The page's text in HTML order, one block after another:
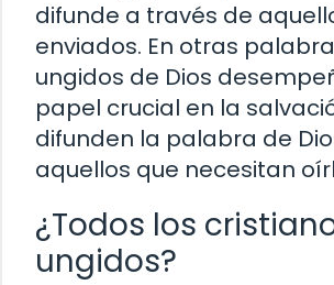
difunde a través de
enviados. En otras
ungidos de Dios
papel crucial en la
difunden la palabra de
aquellos que necesitan
¿Todos los
ungidos?